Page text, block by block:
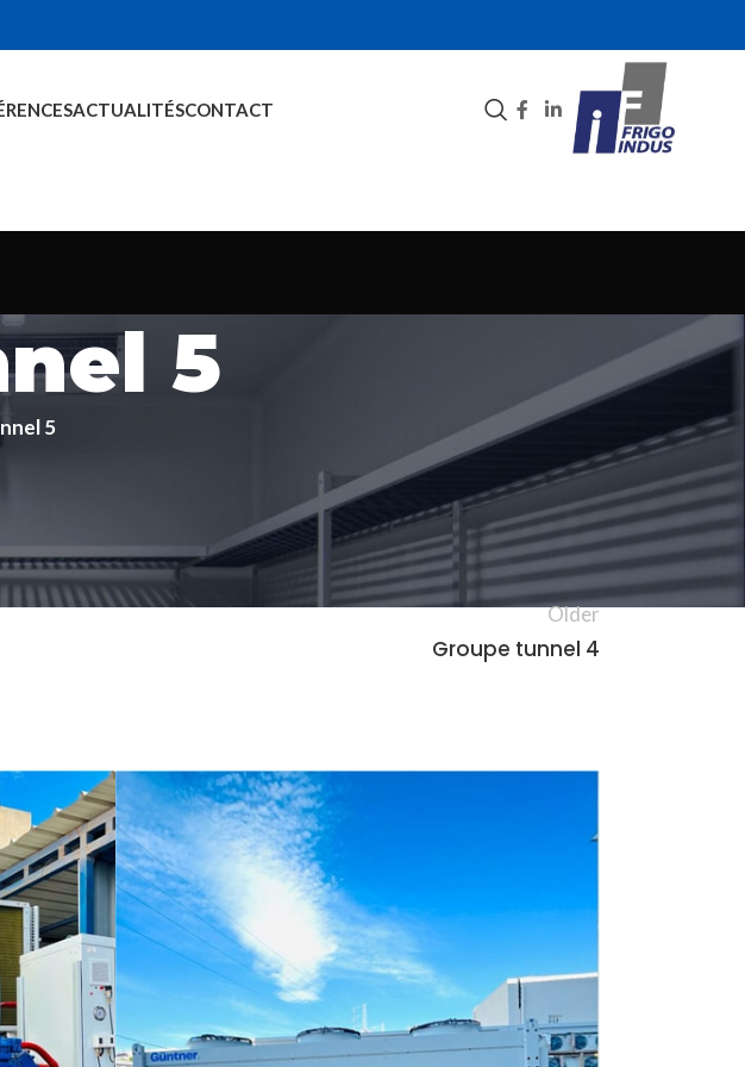
ACTUALITÉSCONTACT
5
5
Older
Groupe tunnel 4